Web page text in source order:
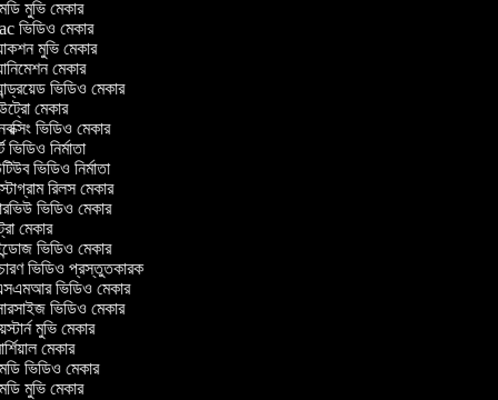
মুভি মেকার
ভিডিও মেকার
মুভি মেকার
মেকার
ভিডিও মেকার
মেকার
ভিডিও মেকার
নির্মাতা
ভিডিও নির্মাতা
রিলস মেকার
ভিডিও মেকার
মেকার
ভিডিও মেকার
ভিডিও প্রস্তুতকারক
ভিডিও মেকার
ভিডিও মেকার
মুভি মেকার
মেকার
ভিডিও মেকার
মুভি মেকার